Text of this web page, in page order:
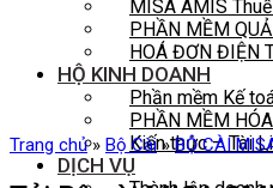
MISA AMIS
PHẦN MỀM
HOÁ ĐƠN ĐIỆN
HỘ KINH DOANH
Phần mềm Kế
PHẦN MỀM
Kiến thức – Tài
DỊCH VỤ
Trang chủ» Bộ Cài»BỘ CÀI